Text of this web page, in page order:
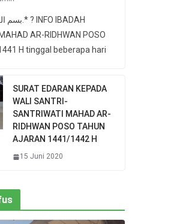
AR-RIDHWAN POSO
H tinggal beberapa hari
SURAT EDARAN KEPADA
WALI SANTRI-
SANTRIWATI MAHAD AR-
RIDHWAN POSO TAHUN
AJARAN 1441/1442 H
15 Juni 2020